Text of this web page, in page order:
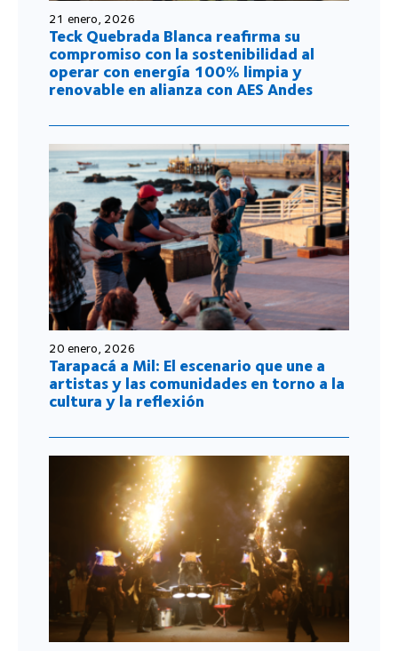
21 enero, 2026
Teck Quebrada Blanca reafirma su
compromiso con la sostenibilidad al
operar con energía 100% limpia y
renovable en alianza con AES Andes
20 enero, 2026
Tarapacá a Mil: El escenario que une a
artistas y las comunidades en torno a la
cultura y la reflexión